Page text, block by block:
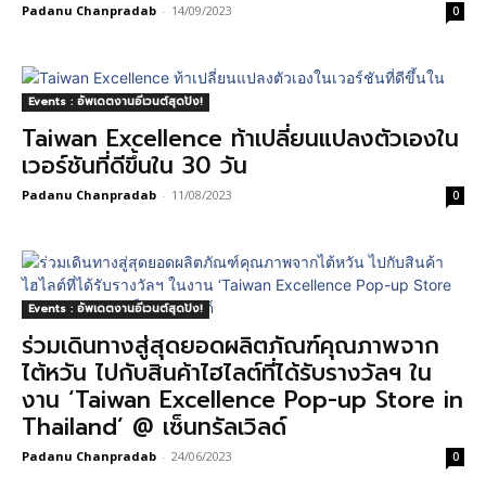
Padanu Chanpradab - 14/09/2023 0
Events : อัพเดตงานอีเวนต์สุดปัง!
Taiwan Excellence ท้าเปลี่ยนแปลงตัวเองใน
เวอร์ชันที่ดีขึ้นใน 30 วัน
Padanu Chanpradab - 11/08/2023 0
Events : อัพเดตงานอีเวนต์สุดปัง!
ร่วมเดินทางสู่สุดยอดผลิตภัณฑ์คุณภาพจาก
ไต้หวัน ไปกับสินค้าไฮไลต์ที่ได้รับรางวัลฯ ใน
งาน ‘Taiwan Excellence Pop-up Store in
Thailand’ @ เซ็นทรัลเวิลด์
Padanu Chanpradab - 24/06/2023 0